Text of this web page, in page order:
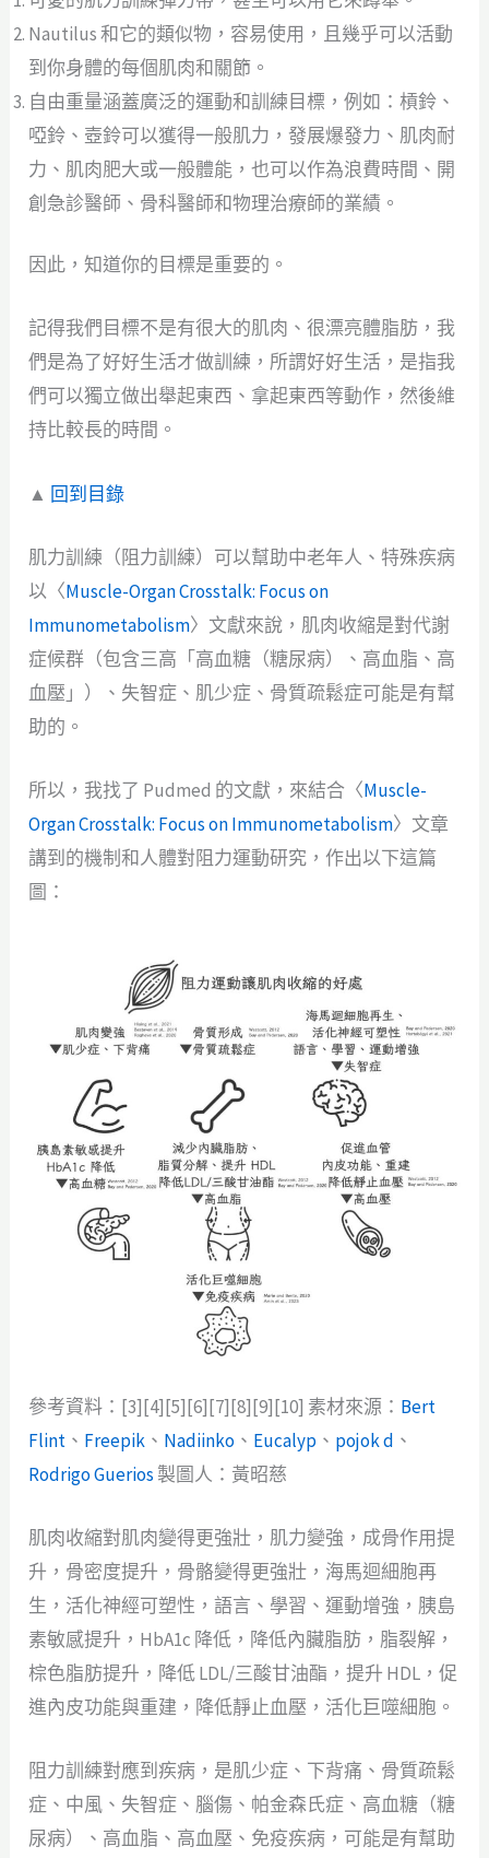
Nautilus 和它的類似物，容易使用，且幾乎可以活動
到你身體的每個肌肉和關節。
自由重量涵蓋廣泛的運動和訓練目標，例如：槓鈴、
啞鈴、壺鈴可以獲得一般肌力，發展爆發力、肌肉耐
力、肌肉肥大或一般體能，也可以作為浪費時間、開
創急診醫師、骨科醫師和物理治療師的業績。
因此，知道你的目標是重要的。
記得我們目標不是有很大的肌肉、很漂亮體脂肪，我
們是為了好好生活才做訓練，所謂好好生活，是指我
們可以獨立做出舉起東西、拿起東西等動作，然後維
持比較長的時間。
▲ 回到目錄
肌力訓練（阻力訓練）可以幫助中老年人、特殊疾病
以〈Muscle-Organ Crosstalk: Focus on
Immunometabolism〉文獻來說，肌肉收縮是對代謝
症候群（包含三高「高血糖（糖尿病）、高血脂、高
血壓」）、失智症、肌少症、骨質疏鬆症可能是有幫
助的。
所以，我找了 Pudmed 的文獻，來結合〈Muscle-
Organ Crosstalk: Focus on Immunometabolism〉文章
講到的機制和人體對阻力運動研究，作出以下這篇
圖：
參考資料：[3][4][5][6][7][8][9][10] 素材來源： Bert
Flint 、 Freepik 、 Nadiinko 、 Eucalyp 、 pojok d 、
Rodrigo Guerios 製圖人：黃昭慈
肌肉收縮對肌肉變得更強壯，肌力變強，成骨作用提
升，骨密度提升，骨骼變得更強壯，海馬迴細胞再
生，活化神經可塑性，語言、學習、運動增強，胰島
素敏感提升，HbA1c 降低，降低內臟脂肪，脂裂解，
棕色脂肪提升，降低 LDL/三酸甘油酯，提升 HDL，促
進內皮功能與重建，降低靜止血壓，活化巨噬細胞。
阻力訓練對應到疾病，是肌少症、下背痛、骨質疏鬆
症、中風、失智症、腦傷、帕金森氏症、高血糖（糖
尿病）、高血脂、高血壓、免疫疾病，可能是有幫助